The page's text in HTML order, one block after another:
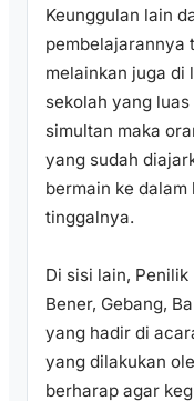
Keunggulan lain
pembelajarannya
melainkan juga di
sekolah yang
simultan maka
yang sudah
bermain ke
tinggalnya.
Di sisi lain, Penilik
Bener, Gebang,
yang hadir di
yang dilakukan
berharap agar